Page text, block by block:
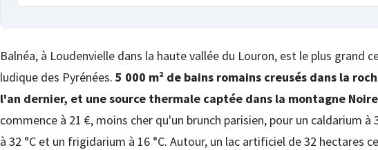
Balnéa, à Loudenvielle dans la haute vallée du Louron, est le plus grand
ludique des Pyrénées. 5 000 m² de bains romains creusés dans la
l'an dernier, et une source thermale captée dans la montagne
commence à 21 €, moins cher qu'un brunch parisien, pour un caldarium à
à 32 °C et un frigidarium à 16 °C. Autour, un lac artificiel de 32 hectares